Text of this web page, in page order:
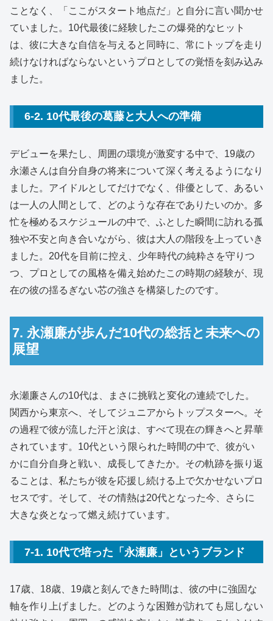
ことなく、「ここがスタート地点だ」と自分に言い聞かせ
ていました。10代最後に経験したこの爆発的なヒット
は、彼に大きな自信を与えると同時に、常にトップを走り
続けなければならないというプロとしての覚悟を刻み込み
ました。
6-2. 10代最後の葛藤と大人への準備
デビューを果たし、周囲の環境が激変する中で、19歳の
永瀬さんは自分自身の将来について深く考えるようになり
ました。アイドルとしてだけでなく、俳優として、あるい
は一人の人間として、どのような存在でありたいのか。多
忙を極めるスケジュールの中で、ふとした瞬間に訪れる孤
独や不安と向き合いながら、彼は大人の階段を上っていき
ました。20代を目前に控え、少年時代の純粋さを守りつ
つ、プロとしての風格を備え始めたこの時期の経験が、現
在の彼の揺るぎない芯の強さを構築したのです。
7. 永瀬廉が歩んだ10代の総括と未来への
展望
永瀬廉さんの10代は、まさに挑戦と変化の連続でした。
関西から東京へ、そしてジュニアからトップスターへ。そ
の過程で彼が流した汗と涙は、すべて現在の輝きへと昇華
されています。10代という限られた時間の中で、彼がい
かに自分自身と戦い、成長してきたか。その軌跡を振り返
ることは、私たちが彼を応援し続ける上で欠かせないプロ
セスです。そして、その情熱は20代となった今、さらに
大きな炎となって燃え続けています。
7-1. 10代で培った「永瀬廉」というブランド
17歳、18歳、19歳と刻んできた時間は、彼の中に強固な
軸を作り上げました。どのような困難が訪れても屈しない